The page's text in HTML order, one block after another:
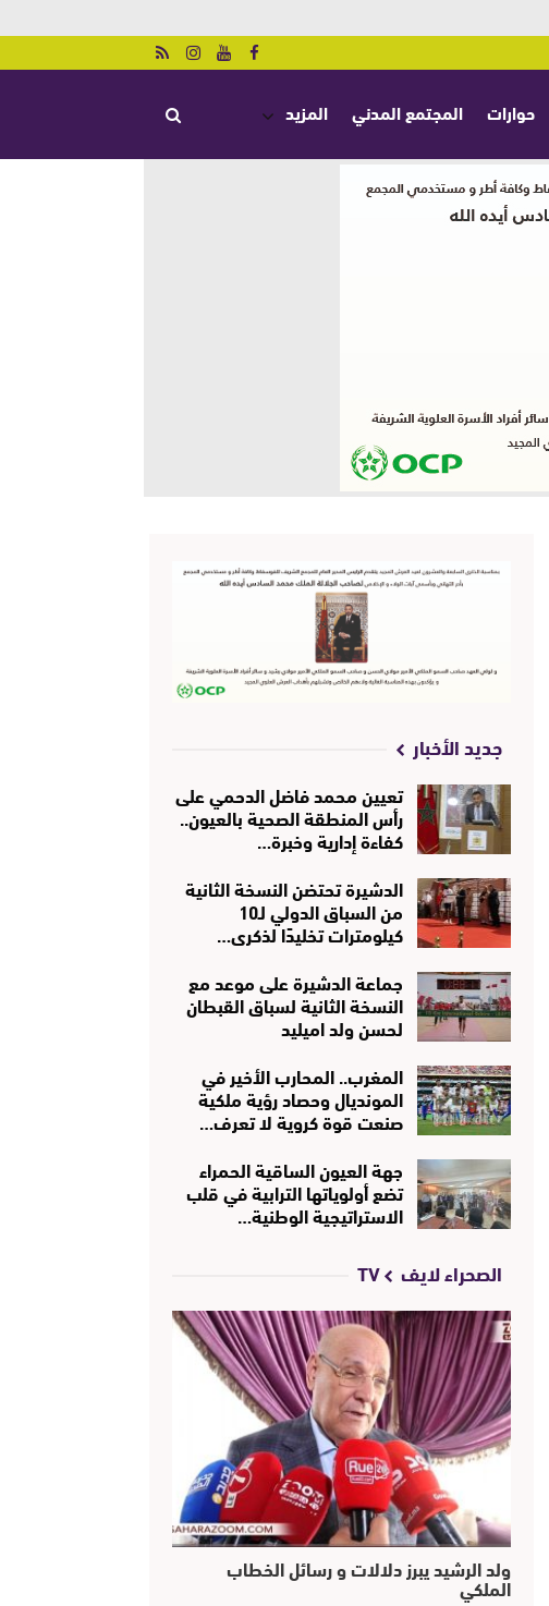
حوارات المجتمع المدني المزيد
جديد الأخبار
تعيين محمد فاضل الدحمي على
رأس المنطقة الصحية بالعيون..
كفاءة إدارية وخبرة…
الدشيرة تحتضن النسخة الثانية
من السباق الدولي لـ10
كيلومترات تخليدًا لذكرى…
جماعة الدشيرة على موعد مع
النسخة الثانية لسباق القبطان
لحسن ولد اميليد
المغرب.. المحارب الأخير في
المونديال وحصاد رؤية ملكية
صنعت قوة كروية لا تعرف…
جهة العيون الساقية الحمراء
تضع أولوياتها الترابية في قلب
الاستراتيجية الوطنية…
الصحراء لايف TV
ولد الرشيد يبرز دلالات و رسائل الخطاب
الملكي